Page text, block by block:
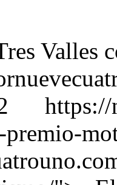
Valles
https://
premio-